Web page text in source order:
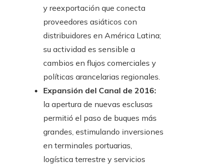
y reexportación que conecta
proveedores asiáticos con
distribuidores en América Latina;
su actividad es sensible a
cambios en flujos comerciales y
políticas arancelarias regionales.
Expansión del Canal de 2016:
la apertura de nuevas esclusas
permitió el paso de buques más
grandes, estimulando inversiones
en terminales portuarias,
logística terrestre y servicios